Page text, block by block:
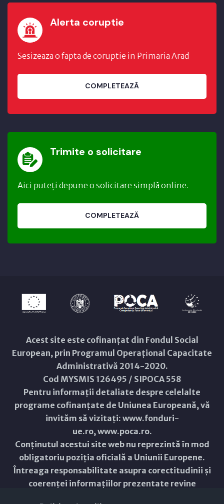
Alerta coruptie
Sesizeaza o fapta de coruptie in Primaria Arad
COMPLETEAZĂ
Trimite o solicitare
Aici puteți depune o solicitare simplă online.
COMPLETEAZĂ
Acest site este cofinanțat din Fondul Social
European, prin Programul Operațional Capacitate
Administrativă 2014-2020.
Cod MYSMIS 126495 / SIPOCA 558
Pentru informații detaliate despre celelalte
programe cofinanțate de Uniunea Europeană, vă
invităm să vizitați: www.fonduri-
ue.ro,www.poca.ro.
Conținutul acestui site web nu reprezintă în mod
obligatoriu poziția oficială a Uniunii Europene.
Întreaga responsabilitate asupra corectitudinii și
coerenței informațiilor prezentate revine